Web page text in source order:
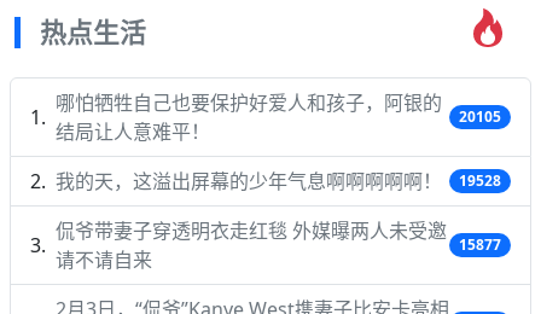
热点生活
哪怕牺牲自己也要保护好爱人和孩子，阿银的
结局让人意难平！
20105
我的天，这溢出屏幕的少年气息啊啊啊啊啊！ 19528
侃爷带妻子穿透明衣走红毯 外媒曝两人未受邀
请不请自来
15877